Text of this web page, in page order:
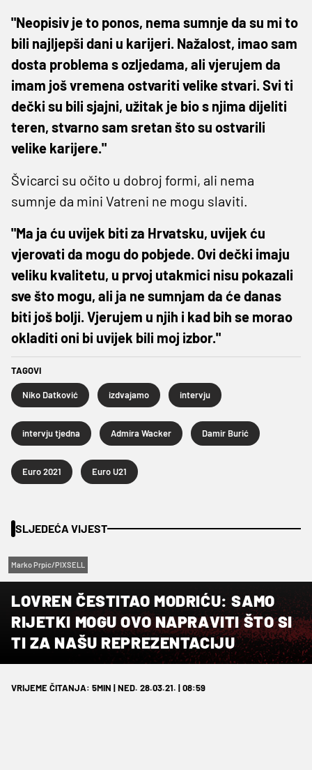
"Neopisiv je to ponos, nema sumnje da su mi to
bili najljepši dani u karijeri. Nažalost, imao sam
dosta problema s ozljedama, ali vjerujem da
imam još vremena ostvariti velike stvari. Svi ti
dečki su bili sjajni, užitak je bio s njima dijeliti
teren, stvarno sam sretan što su ostvarili
velike karijere."
Švicarci su očito u dobroj formi, ali nema
sumnje da mini Vatreni ne mogu slaviti.
"Ma ja ću uvijek biti za Hrvatsku, uvijek ću
vjerovati da mogu do pobjede. Ovi dečki imaju
veliku kvalitetu, u prvoj utakmici nisu pokazali
sve što mogu, ali ja ne sumnjam da će danas
biti još bolji. Vjerujem u njih i kad bih se morao
okladiti oni bi uvijek bili moj izbor."
TAGOVI
Niko Datković izdvajamo intervju
intervju tjedna Admira Wacker Damir Burić
Euro 2021 Euro U21
SLJEDEĆA VIJEST